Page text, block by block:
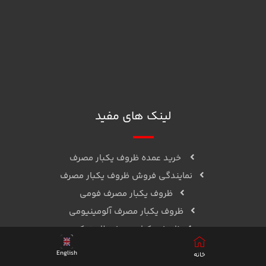
لینک های مفید
خرید عمده ظروف یکبار مصرف
نمایندگی فروش ظروف یکبار مصرف
ظروف یکبار مصرف فومی
ظروف یکبار مصرف آلومینیومی
ظروف یکبار مصرف پلاستیکی
خانه English